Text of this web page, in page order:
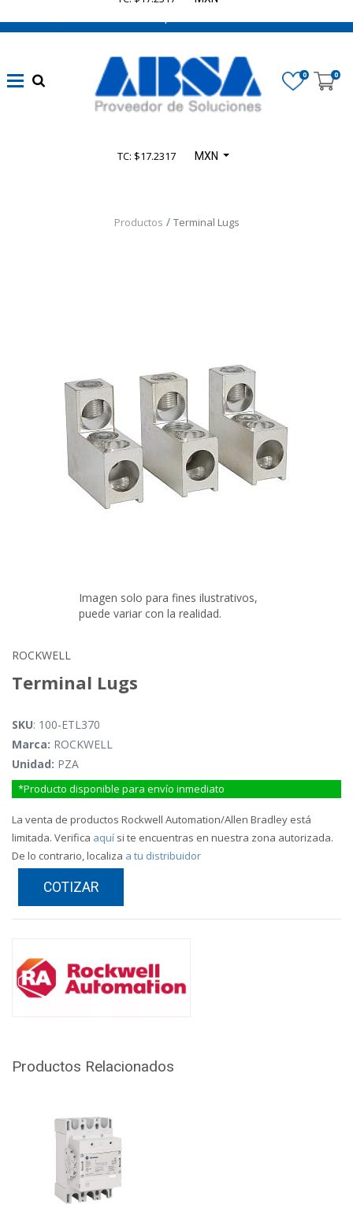
0 0
TC: $17.2317 MXN
Productos Terminal Lugs
Imagen solo para fines ilustrativos,
puede variar con la realidad.
ROCKWELL
Terminal Lugs
SKU: 100-ETL370
Marca: ROCKWELL
Unidad: PZA
*Producto disponible para envío inmediato
La venta de productos Rockwell Automation/Allen Bradley está
limitada. Verifica aquí si te encuentras en nuestra zona autorizada.
De lo contrario, localiza a tu distribuidor
COTIZAR
Productos Relacionados